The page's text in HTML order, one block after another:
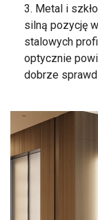
Metal i
silną pozycję
stalowych
optycznie
dobrze